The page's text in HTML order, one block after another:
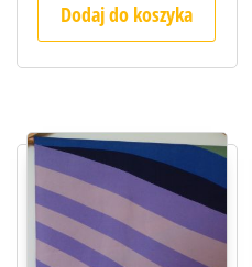
Dodaj do koszyka